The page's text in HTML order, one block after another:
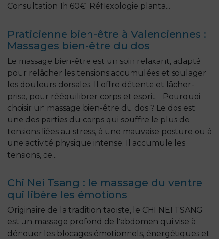
Consultation 1h 60€ Réflexologie planta...
Praticienne bien-être à Valenciennes :
Massages bien-être du dos
Le massage bien-être est un soin relaxant, adapté
pour relâcher les tensions accumulées et soulager
les douleurs dorsales. Il offre détente et lâcher-
prise, pour rééquilibrer corps et esprit. Pourquoi
choisir un massage bien-être du dos ? Le dos est
une des parties du corps qui souffre le plus de
tensions liées au stress, à une mauvaise posture ou à
une activité physique intense. Il accumule les
tensions, ce...
Chi Nei Tsang : le massage du ventre
qui libère les émotions
Originaire de la tradition taoïste, le CHI NEI TSANG
est un massage profond de l'abdomen qui vise à
dénouer les blocages émotionnels, énergétiques et